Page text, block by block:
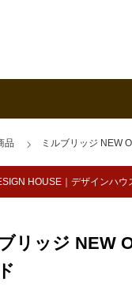
品 ミルブリッジ NEW
HOUSE｜デザインハウ
リッジ NEW